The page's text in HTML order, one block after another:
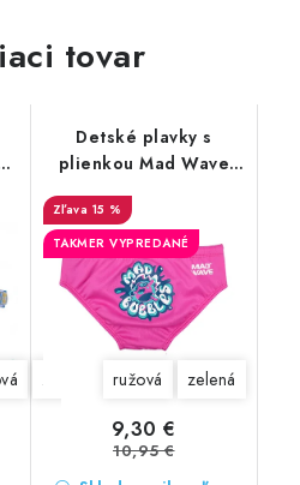
tovar
zelená
Detské plavky s
plienkou Mad Wave
Bubbles
15 %
TAKMER VYPREDANÉ
ružová zelená
9,30 €
10,95 €